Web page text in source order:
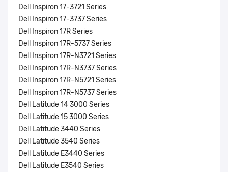
Dell Inspiron 17-3721 Series
Dell Inspiron 17-3737 Series
Dell Inspiron 17R Series
Dell Inspiron 17R-5737 Series
Dell Inspiron 17R-N3721 Series
Dell Inspiron 17R-N3737 Series
Dell Inspiron 17R-N5721 Series
Dell Inspiron 17R-N5737 Series
Dell Latitude 14 3000 Series
Dell Latitude 15 3000 Series
Dell Latitude 3440 Series
Dell Latitude 3540 Series
Dell Latitude E3440 Series
Dell Latitude E3540 Series